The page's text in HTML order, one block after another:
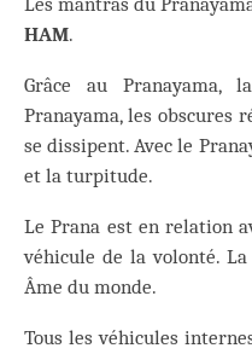
HAM.
Grâce au Pranayama,
Pranayama, les obscures
se dissipent. Avec le
et la turpitude.
Le Prana est en relation
véhicule de la volonté.
Âme du monde.
Tous les véhicules